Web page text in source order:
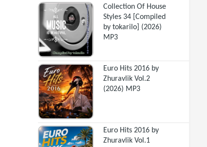
Collection Of House
Styles 34 [Compiled
by tokarilo] (2026)
MP3
Euro Hits 2016 by
Zhuravlik Vol.2
(2026) MP3
Euro Hits 2016 by
Zhuravlik Vol.1